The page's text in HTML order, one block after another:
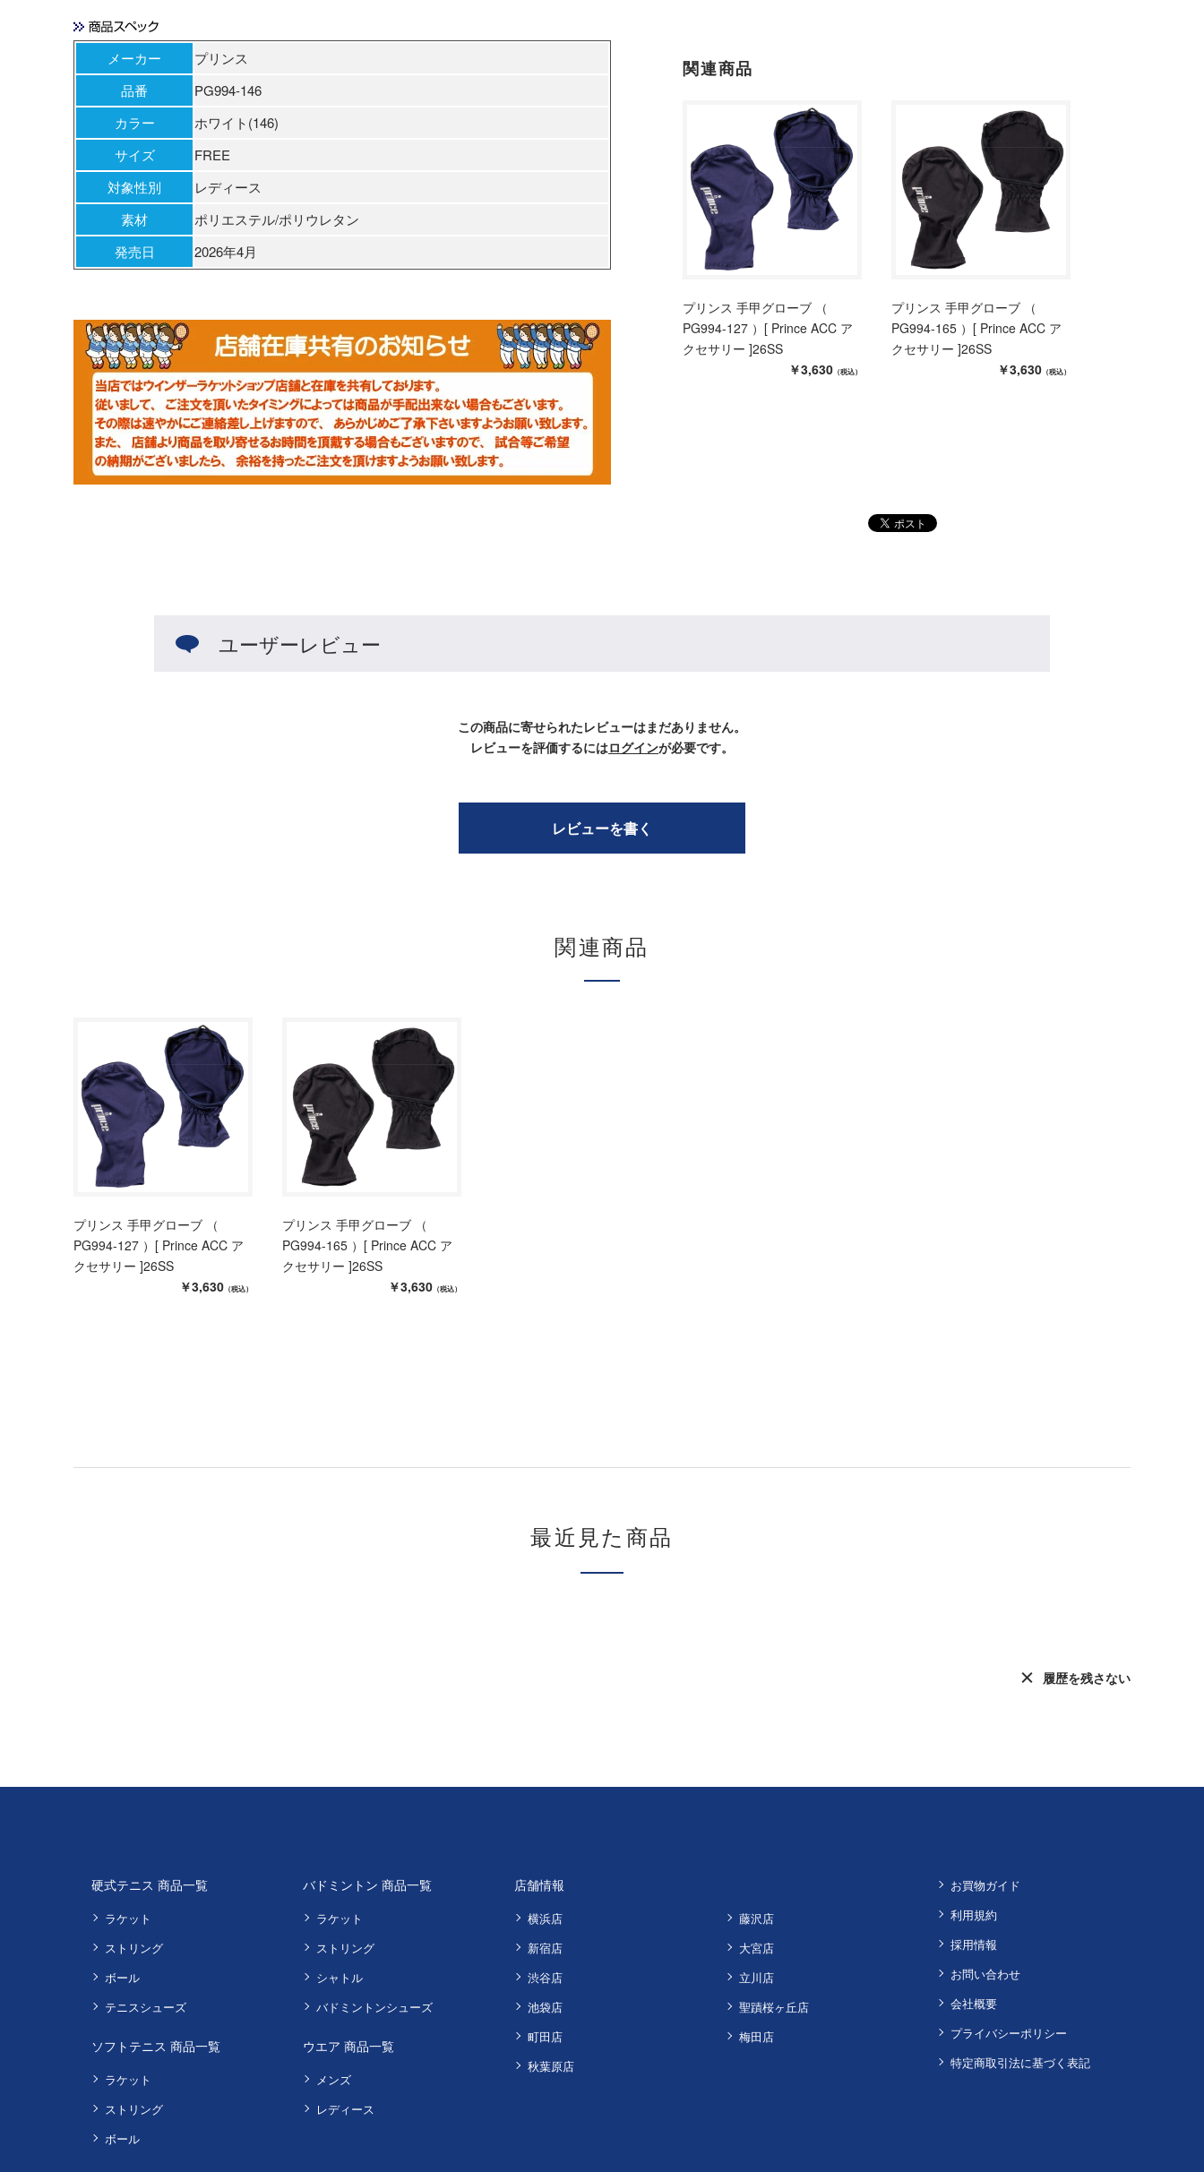
メーカー
プリンス
品番
PG994-146
カラー
ホワイト(146)
サイズ
FREE
対象性別
レディース
素材
ポリエステル/ポリウレタン
発売日
2026年4月
関連商品
プリンス 手甲グローブ （
PG994-127 ）[ Prince ACC ア
クセサリー ]26SS
￥3,630 （税込）
プリンス 手甲グローブ （
PG994-165 ）[ Prince ACC ア
クセサリー ]26SS
￥3,630 （税込）
ユーザーレビュー
この商品に寄せられたレビューはまだありません。
レビューを評価するにはログインが必要です。
レビューを書く
関連商品
プリンス 手甲グローブ （
PG994-127 ）[ Prince ACC ア
クセサリー ]26SS
￥3,630 （税込）
プリンス 手甲グローブ （
PG994-165 ）[ Prince ACC ア
クセサリー ]26SS
￥3,630 （税込）
最近見た商品
履歴を残さない
硬式テニス 商品一覧
ラケット
ストリング
ボール
テニスシューズ
ソフトテニス 商品一覧
ラケット
ストリング
ボール
バドミントン 商品一覧
ラケット
ストリング
シャトル
バドミントンシューズ
ウエア 商品一覧
メンズ
レディース
店舗情報
横浜店
新宿店
渋谷店
池袋店
町田店
秋葉原店
藤沢店
大宮店
立川店
聖蹟桜ヶ丘店
梅田店
お買物ガイド
利用規約
採用情報
お問い合わせ
会社概要
プライバシーポリシー
特定商取引法に基づく表記